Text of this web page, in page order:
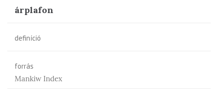
árplafon
definíció
forrás
Mankiw Index